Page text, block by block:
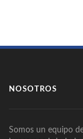
NOSOTROS
Somos un equipo